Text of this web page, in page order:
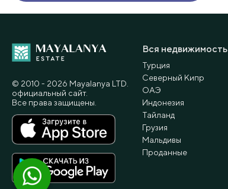
Вся недвижимость
Турция
Северный Кипр
ОАЭ
Индонезия
Тайланд
Грузия
Мальдивы
Проданные
© 2010 - 2026 Мayalanya LTD.
официальный сайт.
Все права защищены.